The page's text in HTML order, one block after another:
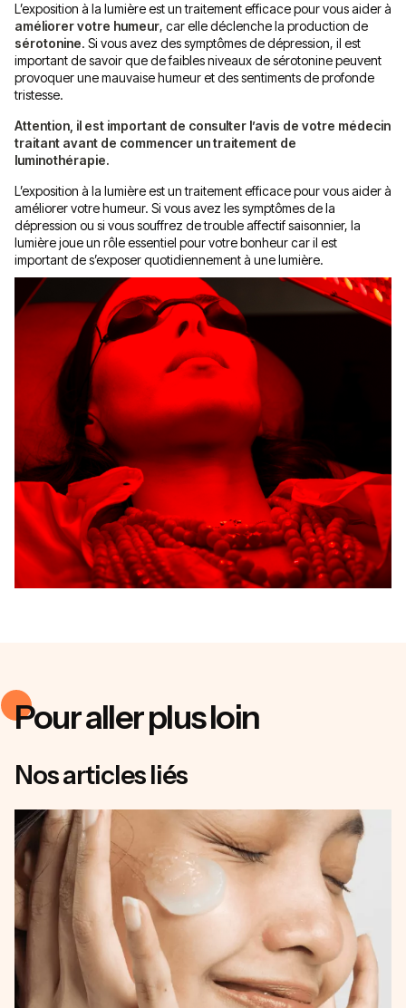
L’exposition à la lumière est un traitement efficace pour vous aider à
améliorer votre humeur, car elle déclenche la production de
sérotonine. Si vous avez des symptômes de dépression, il est
important de savoir que de faibles niveaux de sérotonine peuvent
provoquer une mauvaise humeur et des sentiments de profonde
tristesse.
Attention, il est important de consulter l’avis de votre médecin
traitant avant de commencer un traitement de
luminothérapie.
L’exposition à la lumière est un traitement efficace pour vous aider à
améliorer votre humeur. Si vous avez les symptômes de la
dépression ou si vous souffrez de trouble affectif saisonnier, la
lumière joue un rôle essentiel pour votre bonheur car il est
important de s’exposer quotidiennement à une lumière.
Pour aller plus loin
Nos articles liés